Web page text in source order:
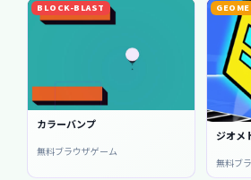
BLOCK-BLAST
カラーバンプ
無料ブラウザゲーム
ジオメ
無料ブ